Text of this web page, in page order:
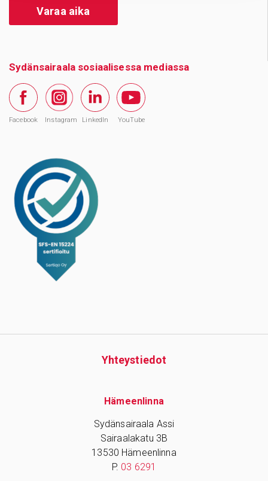
Varaa aika
Sydänsairaala sosiaalisessa mediassa
Facebook Instagram LinkedIn YouTube
Yhteys­tiedot
Hämeenlinna
Sydänsairaala Assi
Sairaalakatu 3B
13530 Hämeenlinna
P. 03 6291